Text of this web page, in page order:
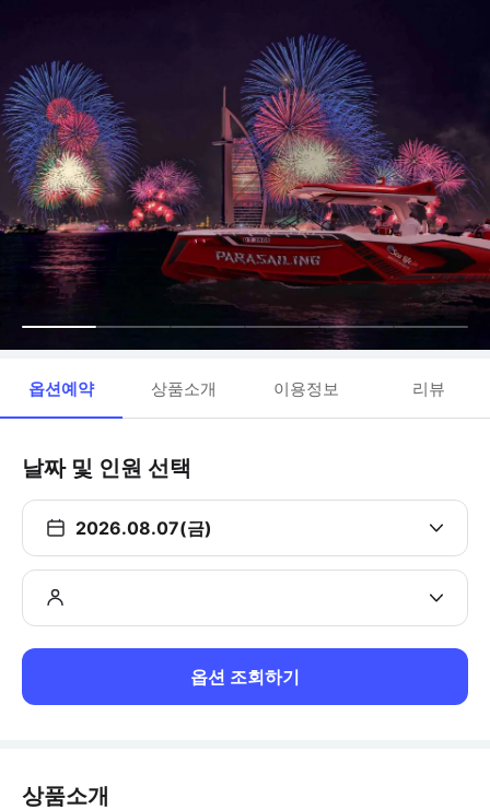
옵션예약 상품소개 이용정보 리뷰
날짜 및 인원 선택
2026.08.07(금)
옵션 조회하기
상품소개